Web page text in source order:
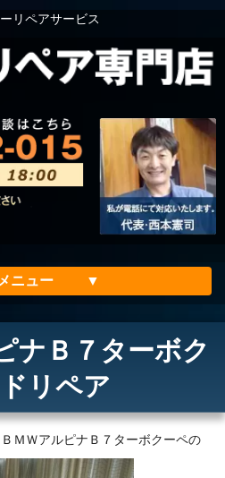
リペアサービス
メニュー
社案内
メリット
用の流れ
ナＢ７ターボク
リペア
ＭＷアルピナＢ７ターボクーペの